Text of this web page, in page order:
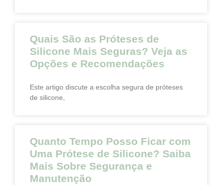
Quais São as Próteses de
Silicone Mais Seguras? Veja as
Opções e Recomendações
Este artigo discute a escolha segura de próteses
de silicone,
Quanto Tempo Posso Ficar com
Uma Prótese de Silicone? Saiba
Mais Sobre Segurança e
Manutenção